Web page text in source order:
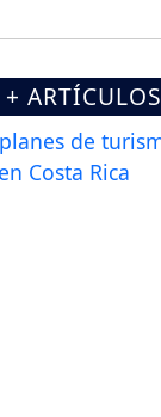
+ ARTÍCULOS